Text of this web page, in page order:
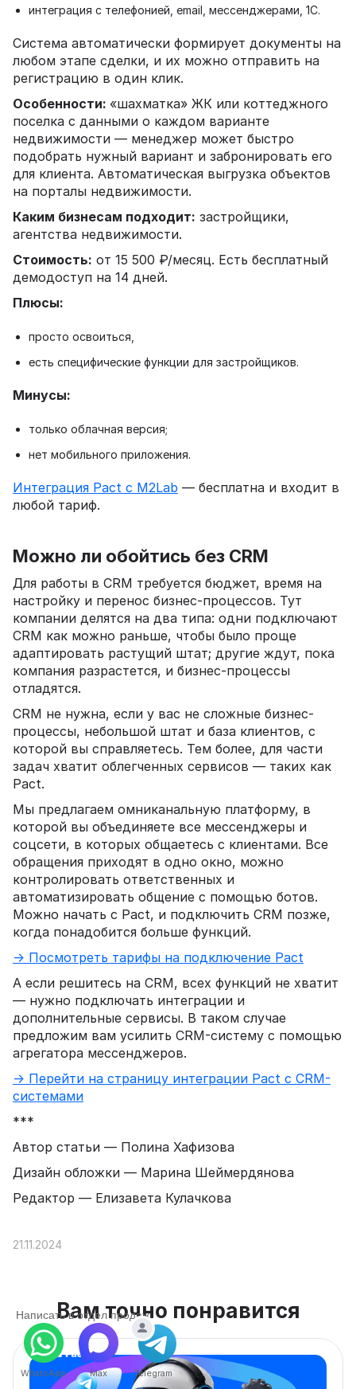
интеграция с телефонией, email, мессенджерами, 1С.
Система автоматически формирует документы на
любом этапе сделки, и их можно отправить на
регистрацию в один клик.
Особенности: «шахматка» ЖК или коттеджного
поселка с данными о каждом варианте
недвижимости — менеджер может быстро
подобрать нужный вариант и забронировать его
для клиента. Автоматическая выгрузка объектов
на порталы недвижимости.
Каким бизнесам подходит: застройщики,
агентства недвижимости.
Стоимость: от 15 500 ₽/месяц. Есть бесплатный
демодоступ на 14 дней.
Плюсы:
просто освоиться,
есть специфические функции для застройщиков.
Минусы:
только облачная версия;
нет мобильного приложения.
Интеграция Pact с M2Lab — бесплатна и входит в
любой тариф.
Можно ли обойтись без CRM
Для работы в CRM требуется бюджет, время на
настройку и перенос бизнес-процессов. Тут
компании делятся на два типа: одни подключают
CRM как можно раньше, чтобы было проще
адаптировать растущий штат; другие ждут, пока
компания разрастется, и бизнес-процессы
отладятся.
CRM не нужна, если у вас не сложные бизнес-
процессы, небольшой штат и база клиентов, с
которой вы справляетесь. Тем более, для части
задач хватит облегченных сервисов — таких как
Pact.
Мы предлагаем омниканальную платформу, в
которой вы объединяете все мессенджеры и
соцсети, в которых общаетесь с клиентами. Все
обращения приходят в одно окно, можно
контролировать ответственных и
автоматизировать общение с помощью ботов.
Можно начать с Pact, и подключить CRM позже,
когда понадобится больше функций.
→ Посмотреть тарифы на подключение Pact
А если решитесь на CRM, всех функций не хватит
— нужно подключать интеграции и
дополнительные сервисы. В таком случае
предложим вам усилить CRM-систему с помощью
агрегатора мессенджеров.
→ Перейти на страницу интеграции Pact с CRM-
системами
***
Автор статьи — Полина Хафизова
Дизайн обложки — Марина Шеймердянова
Редактор — Елизавета Кулачкова
21.11.2024
Вам точно понравится
Написать в отдел продаж
WhatsApp Max Telegram